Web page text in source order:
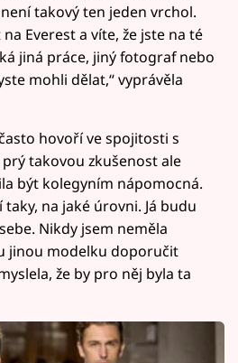
takový ten jeden vrchol.
Everest a víte, že jste na té
jiná práce, jiný fotograf nebo
mohli dělat,“ vyprávěla
hovoří ve spojitosti s
takovou zkušenost ale
být kolegyním nápomocná.
taky, na jaké úrovni. Já budu
Nikdy jsem neměla
jinou modelku doporučit
že by pro něj byla ta